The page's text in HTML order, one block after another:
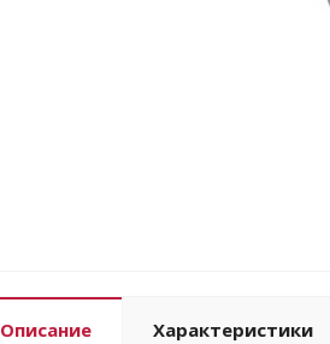
Описание Характеристики